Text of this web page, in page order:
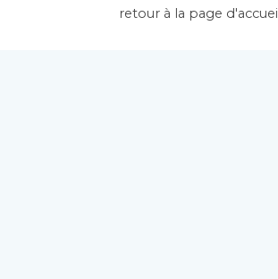
retour à la page d'accueil